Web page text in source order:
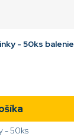
- 50ks balenie
- 50ks